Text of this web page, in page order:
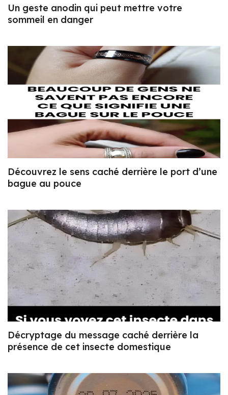
Un geste anodin qui peut mettre votre
sommeil en danger
Découvrez le sens caché derrière le port d’une
bague au pouce
Décryptage du message caché derrière la
présence de cet insecte domestique